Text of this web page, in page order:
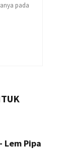
pada
Lem Pipa